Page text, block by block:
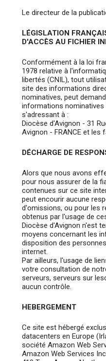
Le directeur de la
LÉGISLATION
D'ACCÈS AU FICHIER
Conformément à la loi
1978 relative à
libertés (CNIL), tout
site des informations
nominatives, peut
informations nominatives
s'adressant à :
Diocèse d'Avignon - 31
Avignon - FRANCE et les
DÉCHARGE DE
Alors que nous avons
pour nous assurer de la
contenues sur ce site
peut encourir aucune
d'omissions, ou pour les
obtenus par l'usage de
Diocèse d'Avignon n'est
moyens concernant les
disposition des
internet.
Par ailleurs, l'usage de
votre consultation de
serveurs, serveurs sur
aucun contrôle.
HEBERGEMENT
Ce site est hébergé
datacenters en Europe
société Amazon Web
Amazon Web Services Inc.